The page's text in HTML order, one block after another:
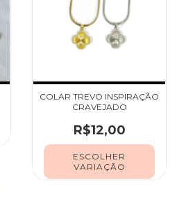
COLAR TREVO INSPIRAÇÃO
CRAVEJADO
R$12,00
ESCOLHER
VARIAÇÃO